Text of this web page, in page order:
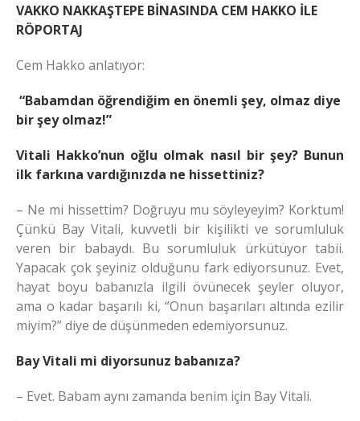
VAKKO NAKKAŞTEPE BİNASINDA CEM HAKKO İLE
RÖPORTAJ
Cem Hakko anlatıyor:
“Babamdan öğrendiğim en önemli şey, olmaz diye
bir şey olmaz!”
Vitali Hakko’nun oğlu olmak nasıl bir şey? Bunun
ilk farkına vardığınızda ne hissettiniz?
– Ne mi hissettim? Doğruyu mu söyleyeyim? Korktum!
Çünkü Bay Vitali, kuvvetli bir kişilikti ve sorumluluk
veren bir babaydı. Bu sorumluluk ürkütüyor tabii.
Yapacak çok şeyiniz olduğunu fark ediyorsunuz. Evet,
hayat boyu babanızla ilgili övünecek şeyler oluyor,
ama o kadar başarılı ki, “Onun başarıları altında ezilir
miyim?” diye de düşünmeden edemiyorsunuz.
Bay Vitali mi diyorsunuz babanıza?
– Evet. Babam aynı zamanda benim için Bay Vitali.